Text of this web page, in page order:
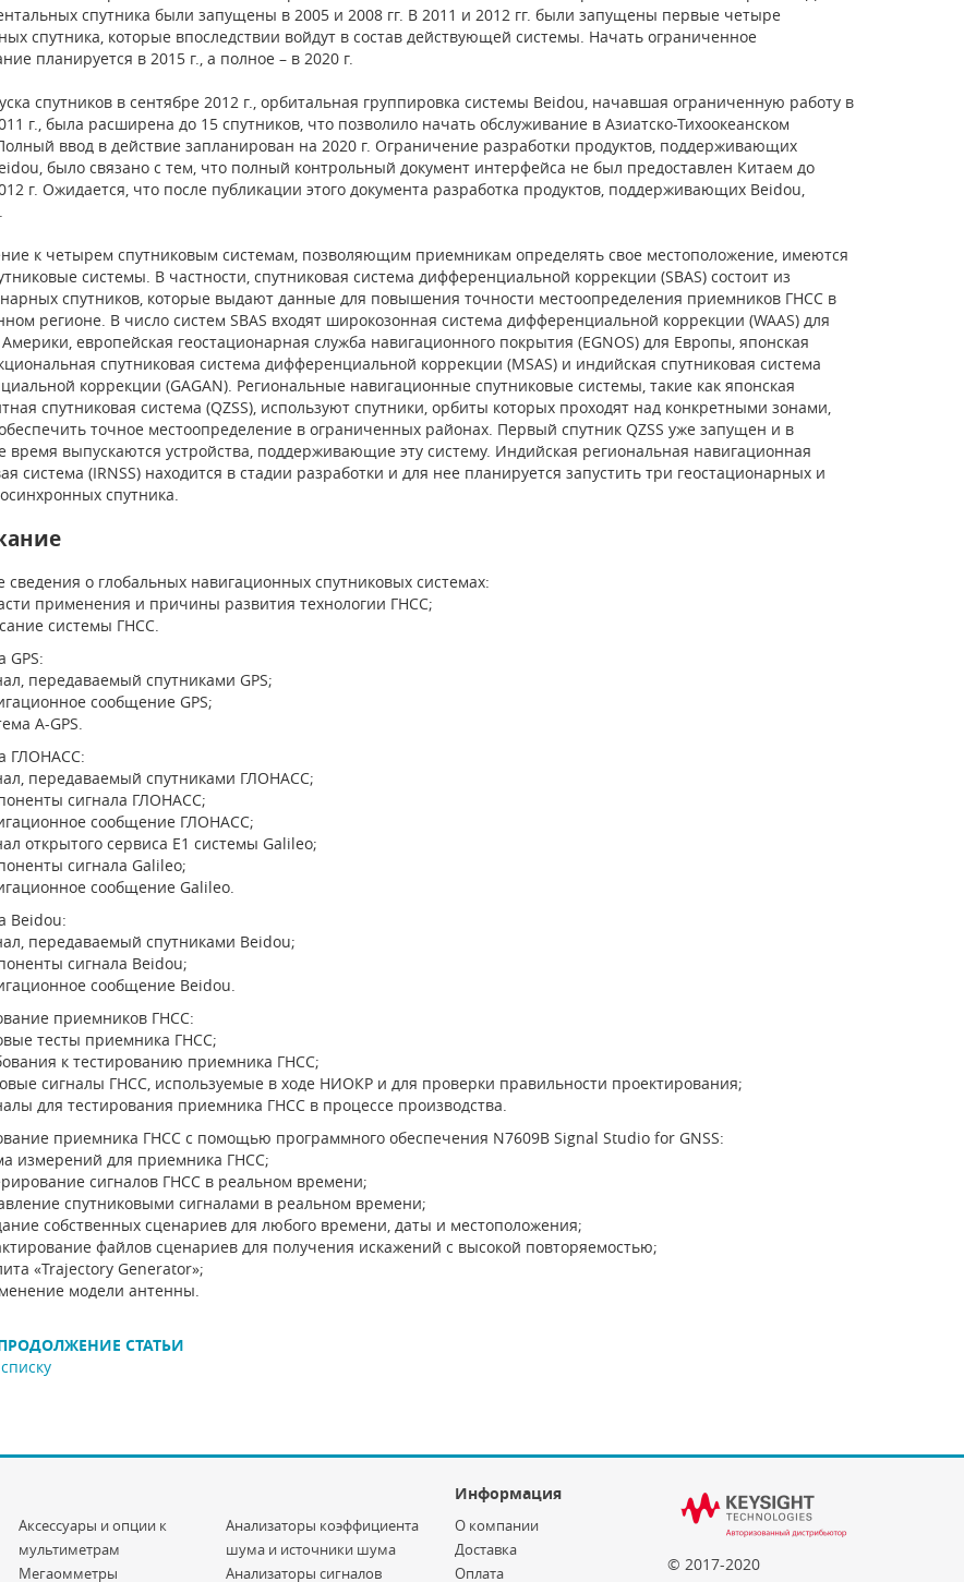
спутника были запущены в 2005 и 2008 гг. В 2011 и 2012 гг. были запущены первые четыре
спутника, которые впоследствии войдут в состав действующей системы. Начать ограниченное
планируется в 2015 г., а полное – в 2020 г.
спутников в сентябре 2012 г., орбитальная группировка системы Beidou, начавшая ограниченную работу в
г., была расширена до 15 спутников, что позволило начать обслуживание в Азиатско-Тихоокеанском
ввод в действие запланирован на 2020 г. Ограничение разработки продуктов, поддерживающих
было связано с тем, что полный контрольный документ интерфейса не был предоставлен Китаем до
г. Ожидается, что после публикации этого документа разработка продуктов, поддерживающих Beidou,
к четырем спутниковым системам, позволяющим приемникам определять свое местоположение, имеются
системы. В частности, спутниковая система дифференциальной коррекции (SBAS) состоит из
спутников, которые выдают данные для повышения точности местоопределения приемников ГНСС в
регионе. В число систем SBAS входят широкозонная система дифференциальной коррекции (WAAS) для
европейская геостационарная служба навигационного покрытия (EGNOS) для Европы, японская
спутниковая система дифференциальной коррекции (MSAS) и индийская спутниковая система
коррекции (GAGAN). Региональные навигационные спутниковые системы, такие как японская
спутниковая система (QZSS), используют спутники, орбиты которых проходят над конкретными зонами,
точное местоопределение в ограниченных районах. Первый спутник QZSS уже запущен и в
время выпускаются устройства, поддерживающие эту систему. Индийская региональная навигационная
система (IRNSS) находится в стадии разработки и для нее планируется запустить три геостационарных и
спутника.
о глобальных навигационных спутниковых системах:
применения и причины развития технологии ГНСС;
системы ГНСС.
GPS:
передаваемый спутниками GPS;
сообщение GPS;
A-GPS.
ГЛОНАСС:
передаваемый спутниками ГЛОНАСС;
сигнала ГЛОНАСС;
сообщение ГЛОНАСС;
открытого сервиса E1 системы Galileo;
сигнала Galileo;
сообщение Galileo.
Beidou:
передаваемый спутниками Beidou;
сигнала Beidou;
сообщение Beidou.
приемников ГНСС:
тесты приемника ГНСС;
к тестированию приемника ГНСС;
сигналы ГНСС, используемые в ходе НИОКР и для проверки правильности проектирования;
для тестирования приемника ГНСС в процессе производства.
приемника ГНСС с помощью программного обеспечения N7609B Signal Studio for GNSS:
измерений для приемника ГНСС;
сигналов ГНСС в реальном времени;
спутниковыми сигналами в реальном времени;
собственных сценариев для любого времени, даты и местоположения;
файлов сценариев для получения искажений с высокой повторяемостью;
«Trajectory Generator»;
модели антенны.
СТАТЬИ
Информация
© 2017-2020
Аксессуары и опции к
мультиметрам
Мегаомметры
Анализаторы коэффициента
шума и источники шума
Анализаторы сигналов
О компании
Доставка
Оплата